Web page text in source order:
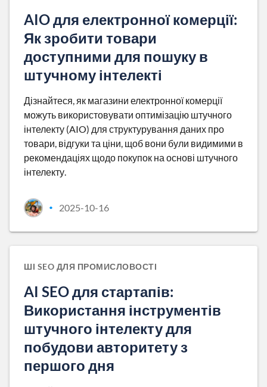
AIO для електронної комерції:
Як зробити товари
доступними для пошуку в
штучному інтелекті
Дізнайтеся, як магазини електронної комерції
можуть використовувати оптимізацію штучного
інтелекту (AIO) для структурування даних про
товари, відгуки та ціни, щоб вони були видимими в
рекомендаціях щодо покупок на основі штучного
інтелекту.
• 2025-10-16
ШІ SEO ДЛЯ ПРОМИСЛОВОСТІ
AI SEO для стартапів:
Використання інструментів
штучного інтелекту для
побудови авторитету з
першого дня